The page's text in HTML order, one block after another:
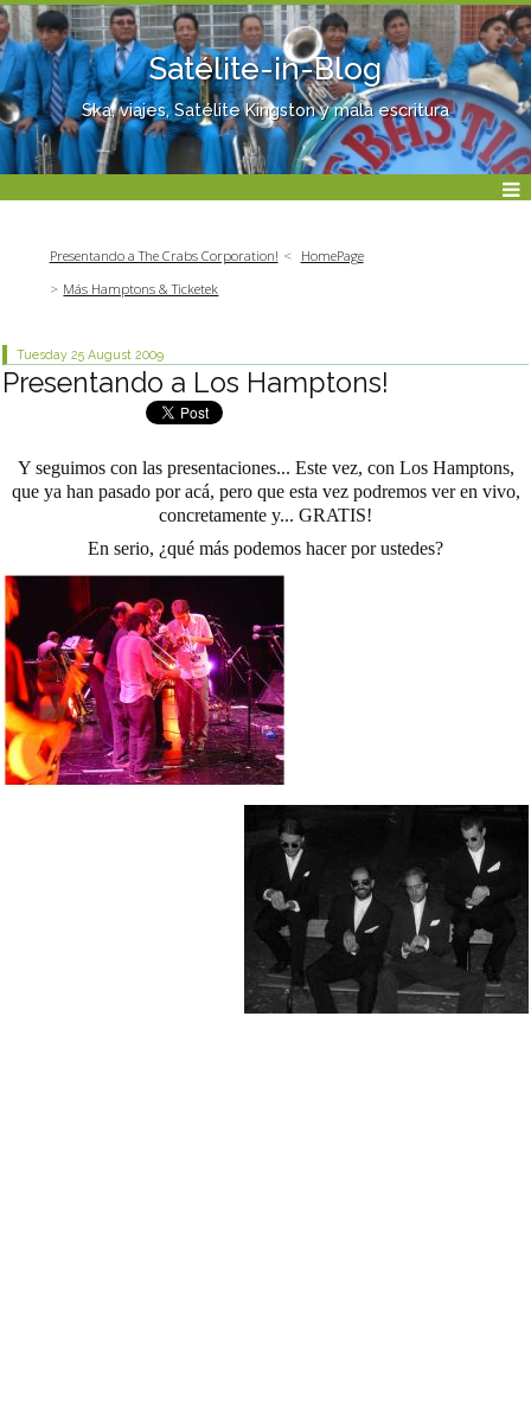
Satélite-in-Blog
Ska, viajes, Satélite Kingston y mala escritura
Presentando a The Crabs Corporation!
HomePage
Más Hamptons & Ticketek
Tuesday 25 August 2009
Presentando a Los Hamptons!
Y seguimos con las presentaciones... Este vez, con Los Hamptons,
que ya han pasado por acá, pero que esta vez podremos ver en vivo,
concretamente y... GRATIS!
En serio, ¿qué más podemos hacer por ustedes?